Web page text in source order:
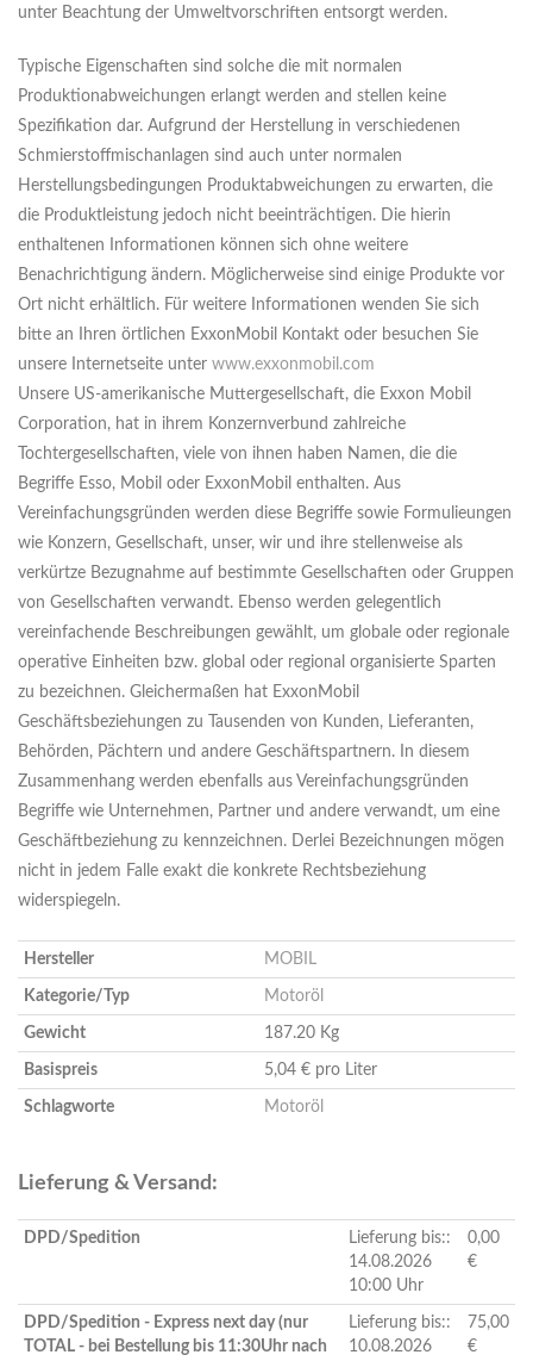
unter Beachtung der Umweltvorschriften entsorgt werden.
Typische Eigenschaften sind solche die mit normalen
Produktionabweichungen erlangt werden and stellen keine
Spezifikation dar. Aufgrund der Herstellung in verschiedenen
Schmierstoffmischanlagen sind auch unter normalen
Herstellungsbedingungen Produktabweichungen zu erwarten, die
die Produktleistung jedoch nicht beeinträchtigen. Die hierin
enthaltenen Informationen können sich ohne weitere
Benachrichtigung ändern. Möglicherweise sind einige Produkte vor
Ort nicht erhältlich. Für weitere Informationen wenden Sie sich
bitte an Ihren örtlichen ExxonMobil Kontakt oder besuchen Sie
unsere Internetseite unter www.exxonmobil.com
Unsere US-amerikanische Muttergesellschaft, die Exxon Mobil
Corporation, hat in ihrem Konzernverbund zahlreiche
Tochtergesellschaften, viele von ihnen haben Namen, die die
Begriffe Esso, Mobil oder ExxonMobil enthalten. Aus
Vereinfachungsgründen werden diese Begriffe sowie Formulieungen
wie Konzern, Gesellschaft, unser, wir und ihre stellenweise als
verkürtze Bezugnahme auf bestimmte Gesellschaften oder Gruppen
von Gesellschaften verwandt. Ebenso werden gelegentlich
vereinfachende Beschreibungen gewählt, um globale oder regionale
operative Einheiten bzw. global oder regional organisierte Sparten
zu bezeichnen. Gleichermaßen hat ExxonMobil
Geschäftsbeziehungen zu Tausenden von Kunden, Lieferanten,
Behörden, Pächtern und andere Geschäftspartnern. In diesem
Zusammenhang werden ebenfalls aus Vereinfachungsgründen
Begriffe wie Unternehmen, Partner und andere verwandt, um eine
Geschäftbeziehung zu kennzeichnen. Derlei Bezeichnungen mögen
nicht in jedem Falle exakt die konkrete Rechtsbeziehung
widerspiegeln.
Hersteller MOBIL
Kategorie/Typ Motoröl
Gewicht 187.20 Kg
Basispreis 5,04 € pro Liter
Schlagworte Motoröl
Lieferung & Versand:
DPD/Spedition
Lieferung bis::
14.08.2026
10:00 Uhr
0,00
€
DPD/Spedition - Express next day (nur
TOTAL - bei Bestellung bis 11:30Uhr nach
Lieferung bis::
10.08.2026
75,00
€